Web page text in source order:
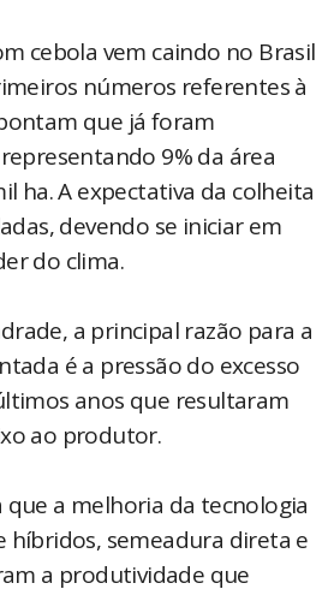
cebola vem caindo no Brasil
números referentes à
que já foram
9% da área
ha. A expectativa da colheita
devendo se iniciar em
do clima.
a principal razão para a
é a pressão do excesso
anos que resultaram
ao produtor.
a melhoria da tecnologia
híbridos, semeadura direta e
a produtividade que